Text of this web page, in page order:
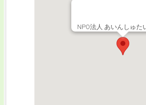
NPO法人 あいんしゅた